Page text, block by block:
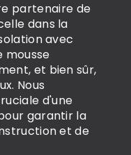
partenaire de
dans la
avec
mousse
et bien sûr,
Nous
d'une
garantir la
et de